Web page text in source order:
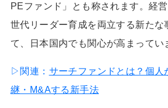
PEファンド」とも称されます。経
世代リーダー育成を両立する新たな
て、日本国内でも関心が高まってい
▷関連： サーチファンドとは？個人
継・M&Aする新手法